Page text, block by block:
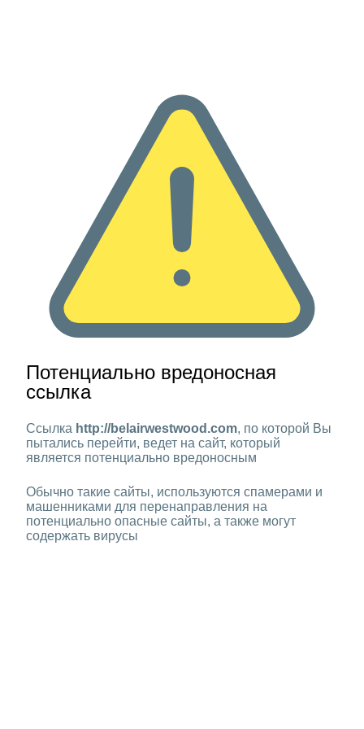
Потенциально вредоносная
ссылка
Ссылка http://belairwestwood.com, по которой Вы
пытались перейти, ведет на сайт, который
является потенциально вредоносным
Обычно такие сайты, используются спамерами и
машенниками для перенаправления на
потенциально опасные сайты, а также могут
содержать вирусы